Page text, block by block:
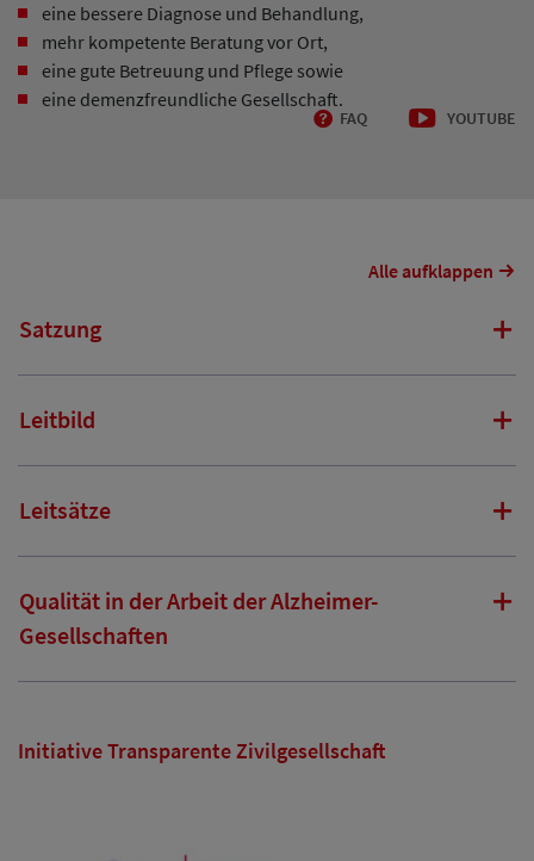
eine bessere Diagnose und Behandlung,
mehr kompetente Beratung vor Ort,
eine gute Betreuung und Pflege sowie
eine demenzfreundliche Gesellschaft.
FAQ YOUTUBE
Alle aufklappen
Satzung
Leitbild
Leitsätze
Qualität in der Arbeit der Alzheimer-
Gesellschaften
Initiative Transparente Zivilgesellschaft